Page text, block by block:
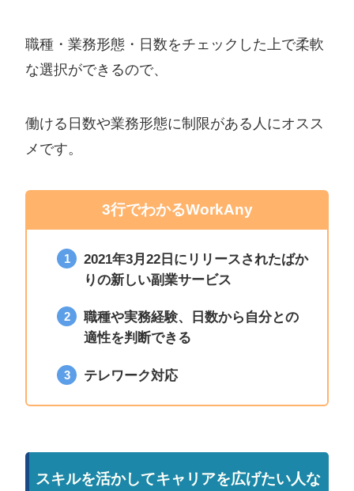
職種・業務形態・日数をチェックした上で柔軟
な選択ができるので、
働ける日数や業務形態に制限がある人にオスス
メです。
3行でわかるWorkAny
2021年3月22日にリリースされたばか
りの新しい副業サービス
職種や実務経験、日数から自分との
適性を判断できる
テレワーク対応
スキルを活かしてキャリアを広げたい人な